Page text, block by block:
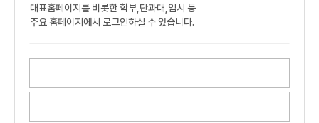
대표홈페이지를 비롯한 학부,단과대,입시 등
주요 홈페이지에서 로그인하실 수 있습니다.